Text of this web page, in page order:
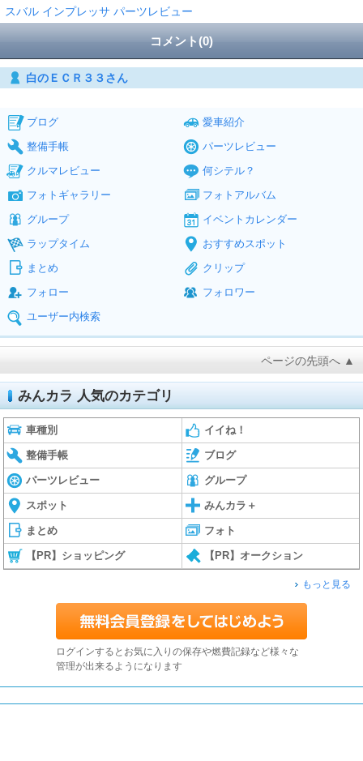
スバル インプレッサ パーツレビュー
コメント(0)
白のＥＣＲ３３さん
ブログ
愛車紹介
整備手帳
パーツレビュー
クルマレビュー
何シテル？
フォトギャラリー
フォトアルバム
グループ
イベントカレンダー
ラップタイム
おすすめスポット
まとめ
クリップ
フォロー
フォロワー
ユーザー内検索
ページの先頭へ ▲
みんカラ 人気のカテゴリ
車種別 イイね！
整備手帳 ブログ
パーツレビュー グループ
スポット みんカラ＋
まとめ フォト
【PR】ショッピング 【PR】オークション
もっと見る
ログインするとお気に入りの保存や燃費記録など様々な
管理が出来るようになります